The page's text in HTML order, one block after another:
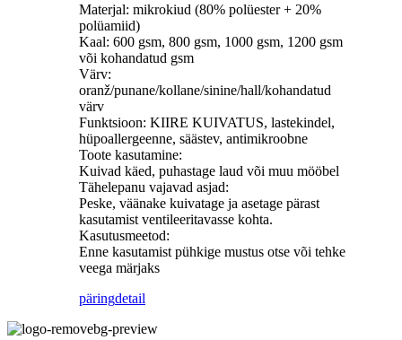
Materjal: mikrokiud (80% polüester + 20%
polüamiid)
Kaal: 600 gsm, 800 gsm, 1000 gsm, 1200 gsm
või kohandatud gsm
Värv:
oranž/punane/kollane/sinine/hall/kohandatud
värv
Funktsioon: KIIRE KUIVATUS, lastekindel,
hüpoallergeenne, säästev, antimikroobne
Toote kasutamine:
Kuivad käed, puhastage laud või muu mööbel
Tähelepanu vajavad asjad:
Peske, väänake kuivatage ja asetage pärast
kasutamist ventileeritavasse kohta.
Kasutusmeetod:
Enne kasutamist pühkige mustus otse või tehke
veega märjaks
päringdetail